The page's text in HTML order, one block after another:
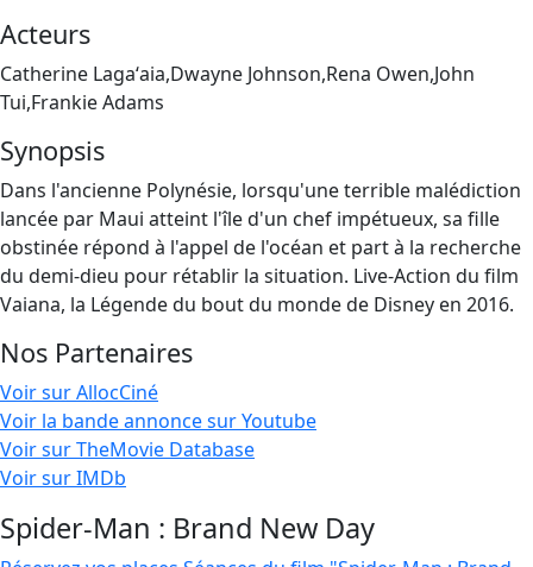
Acteurs
Catherine Lagaʻaia,Dwayne Johnson,Rena Owen,John
Tui,Frankie Adams
Synopsis
Dans l'ancienne Polynésie, lorsqu'une terrible malédiction
lancée par Maui atteint l'île d'un chef impétueux, sa fille
obstinée répond à l'appel de l'océan et part à la recherche
du demi-dieu pour rétablir la situation. Live-Action du film
Vaiana, la Légende du bout du monde de Disney en 2016.
Nos Partenaires
Voir sur AllocCiné
Voir la bande annonce sur Youtube
Voir sur TheMovie Database
Voir sur IMDb
Spider-Man : Brand New Day